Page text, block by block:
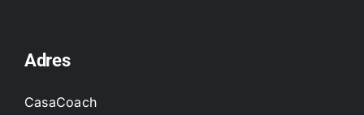
Adres
CasaCoach